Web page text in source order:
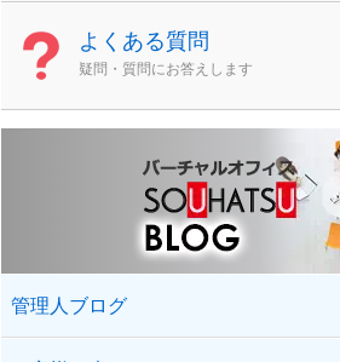
よくある質問
疑問・質問にお答えします
管理人ブログ